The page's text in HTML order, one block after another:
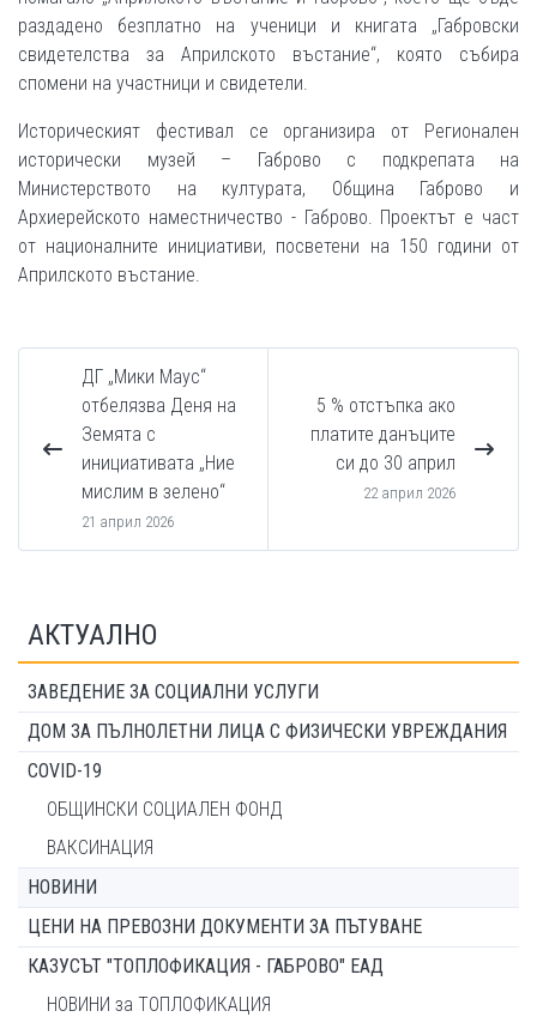
раздадено безплатно на ученици и книгата „Габровски
свидетелства за Априлското въстание“, която събира
спомени на участници и свидетели.
Историческият фестивал се организира от Регионален
исторически музей – Габрово с подкрепата на
Министерството на културата, Община Габрово и
Архиерейското наместничество - Габрово. Проектът е част
от националните инициативи, посветени на 150 години от
Априлското въстание.
ДГ „Мики Маус“
отбелязва Деня на
Земята с
инициативата „Ние
мислим в зелено“
21 април 2026
5 % отстъпка ако
платите данъците
си до 30 април
22 април 2026
АКТУАЛНО
ЗАВЕДЕНИЕ ЗА СОЦИАЛНИ УСЛУГИ
ДОМ ЗА ПЪЛНОЛЕТНИ ЛИЦА С ФИЗИЧЕСКИ УВРЕЖДАНИЯ
COVID-19
ОБЩИНСКИ СОЦИАЛЕН ФОНД
ВАКСИНАЦИЯ
НОВИНИ
ЦЕНИ НА ПРЕВОЗНИ ДОКУМЕНТИ ЗА ПЪТУВАНЕ
КАЗУСЪТ "ТОПЛОФИКАЦИЯ - ГАБРОВО" ЕАД
НОВИНИ за ТОПЛОФИКАЦИЯ